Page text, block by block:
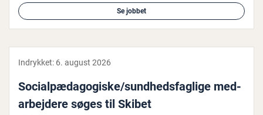
Se jobbet
Indrykket: 6. august 2026
So­ci­al­pæ­da­go­gi­ske/sund­heds­fag­li­ge me­d­
ar­bej­de­re søges til Skibet